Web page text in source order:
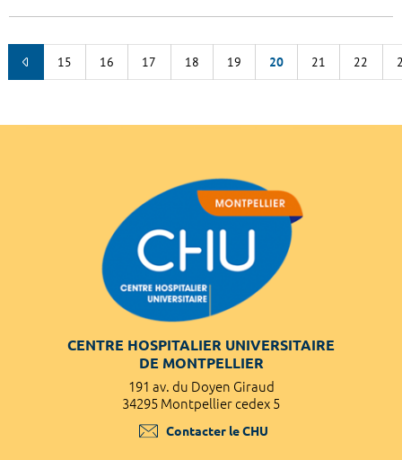
15 16 17 18 19 20 21 22
CENTRE HOSPITALIER UNIVERSITAIRE
DE MONTPELLIER
191 av. du Doyen Giraud
34295 Montpellier cedex 5
Contacter le CHU